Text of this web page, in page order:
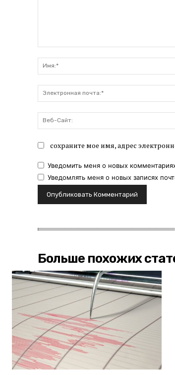
сохраните мое имя, адрес
Уведомить меня о новых
Уведомлять меня о новых записях
Больше похожих